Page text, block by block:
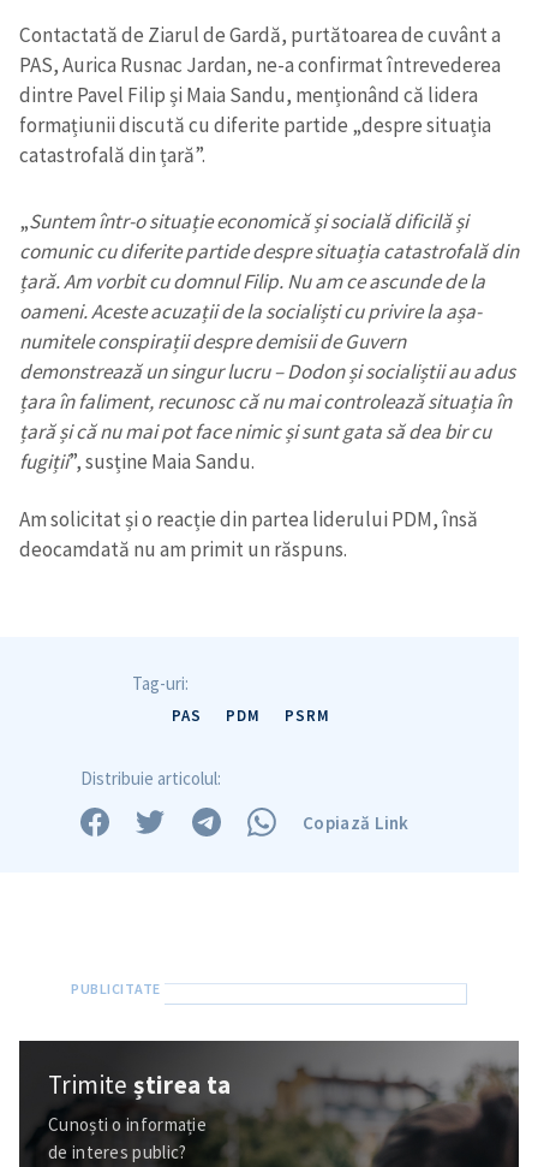
Contactată de Ziarul de Gardă, purtătoarea de cuvânt a
PAS, Aurica Rusnac Jardan, ne-a confirmat întrevederea
dintre Pavel Filip și Maia Sandu, menționând că lidera
formațiunii discută cu diferite partide „despre situația
catastrofală din țară”.
„Suntem într-o situație economică și socială dificilă și
comunic cu diferite partide despre situația catastrofală din
țară. Am vorbit cu domnul Filip. Nu am ce ascunde de la
oameni. Aceste acuzații de la socialiști cu privire la așa-
numitele conspirații despre demisii de Guvern
demonstrează un singur lucru – Dodon și socialiștii au adus
țara în faliment, recunosc că nu mai controlează situația în
țară și că nu mai pot face nimic și sunt gata să dea bir cu
fugiții”, susține Maia Sandu.
Am solicitat și o reacție din partea liderului PDM, însă
deocamdată nu am primit un răspuns.
Tag-uri:
PAS PDM PSRM
Distribuie articolul:
Copiază Link
Trimiteștirea ta
Cunoști o informație
de interes public?